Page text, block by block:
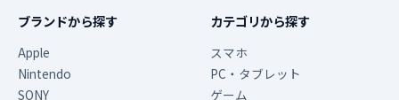
ブランドから探す
Apple
Nintendo
SONY
カテゴリから探す
スマホ
PC・タブレット
ゲーム